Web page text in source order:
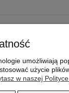
umożliwiają
użycie
w naszej